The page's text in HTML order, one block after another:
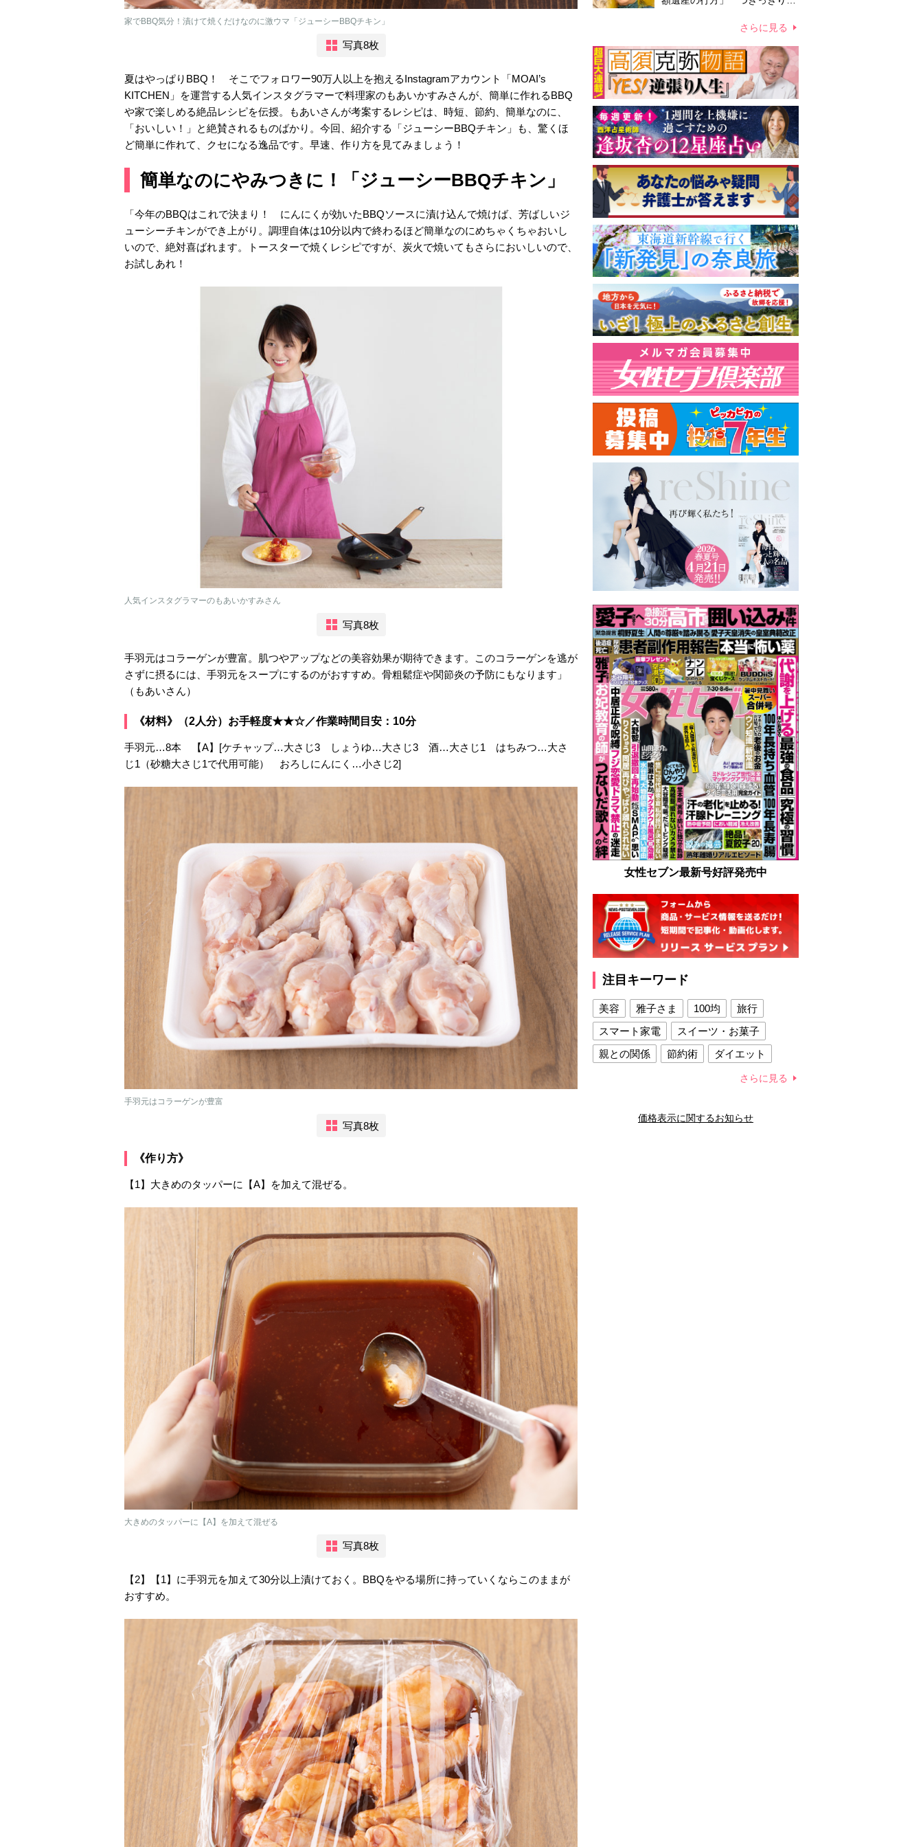
家でBBQ気分！漬けて焼くだけなのに激ウマ「ジューシーBBQチキン」
写真8枚
夏はやっぱりBBQ！ そこでフォロワー90万人以上を抱えるInstagramアカウント「MOAI’s
KITCHEN」を運営する人気インスタグラマーで料理家のもあいかすみさんが、簡単に作れるBBQ
や家で楽しめる絶品レシピを伝授。もあいさんが考案するレシピは、時短、節約、簡単なのに、
「おいしい！」と絶賛されるものばかり。今回、紹介する「ジューシーBBQチキン」も、驚くほ
ど簡単に作れて、クセになる逸品です。早速、作り方を見てみましょう！
簡単なのにやみつきに！「ジューシーBBQチキン」
「今年のBBQはこれで決まり！ にんにくが効いたBBQソースに漬け込んで焼けば、芳ばしいジ
ューシーチキンができ上がり。調理自体は10分以内で終わるほど簡単なのにめちゃくちゃおいし
いので、絶対喜ばれます。トースターで焼くレシピですが、炭火で焼いてもさらにおいしいので、
お試しあれ！
人気インスタグラマーのもあいかすみさん
写真8枚
手羽元はコラーゲンが豊富。肌つやアップなどの美容効果が期待できます。このコラーゲンを逃が
さずに摂るには、手羽元をスープにするのがおすすめ。骨粗鬆症や関節炎の予防にもなります」
（もあいさん）
《材料》（2人分）お手軽度★★☆／作業時間目安：10分
手羽元…8本 【A】[ケチャップ…大さじ3 しょうゆ…大さじ3 酒…大さじ1 はちみつ…大さ
じ1（砂糖大さじ1で代用可能） おろしにんにく…小さじ2]
手羽元はコラーゲンが豊富
写真8枚
《作り方》
【1】大きめのタッパーに【A】を加えて混ぜる。
大きめのタッパーに【A】を加えて混ぜる
写真8枚
【2】【1】に手羽元を加えて30分以上漬けておく。BBQをやる場所に持っていくならこのままが
おすすめ。
さらに見る
女性セブン最新号好評発売中
注目キーワード
美容 雅子さま 100均
旅行
スマート家電
スイーツ・お菓子
親との関係
節約術
ダイエット
夫との関係
新津春子 どか食い
さらに見る
価格表示に関するお知らせ